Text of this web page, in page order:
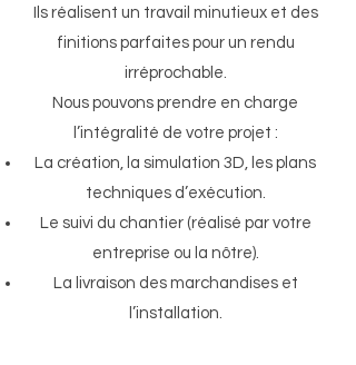
Ils réalisent un travail minutieux et des
finitions parfaites pour un rendu
irréprochable.
Nous pouvons prendre en charge
l’intégralité de votre projet :
La création, la simulation 3D, les plans
techniques d’exécution.
Le suivi du chantier (réalisé par votre
entreprise ou la nôtre).
La livraison des marchandises et
l’installation.